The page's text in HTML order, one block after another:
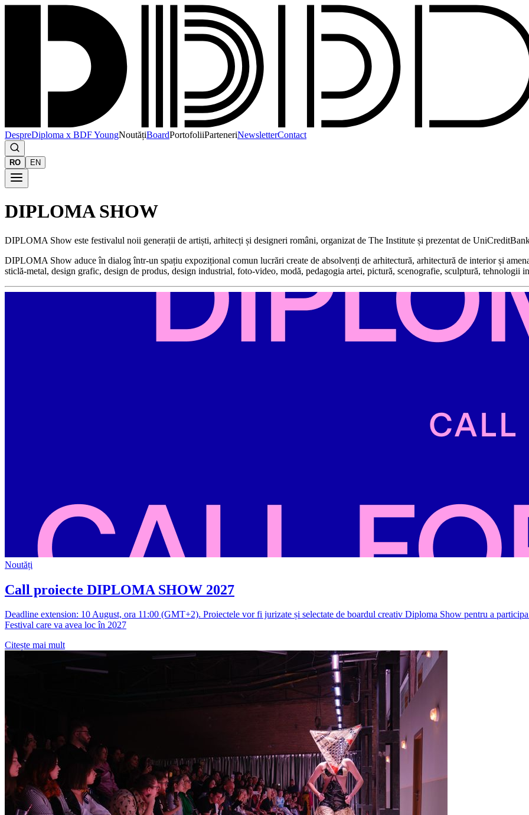
DespreDiploma x BDF YoungNoutățiBoardPortofoliiParteneriNewsletterContact
RO EN
DIPLOMA SHOW
DIPLOMA Show este festivalul noii generații de artiști, arhitecți și designeri români, organizat de The Institute și prezentat de
DIPLOMA Show aduce în dialog într-un spațiu expozițional comun lucrări create de absolvenți de arhitectură, arhitectură de interior și
sticlă-metal, design grafic, design de produs, design industrial, foto-video, modă, pedagogia artei, pictură, scenografie, sculptură, tehnologii
Noutăți
Call proiecte DIPLOMA SHOW 2027
Deadline extension: 10 August, ora 11:00 (GMT+2). Proiectele vor fi jurizate și selectate de boardul creativ Diploma Show pentru a
Festival care va avea loc în 2027
Citește mai mult